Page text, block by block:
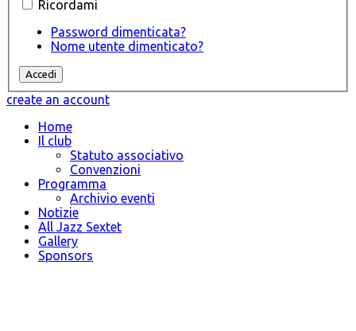
Ricordami
Password dimenticata?
Nome utente dimenticato?
create an account
Home
Il club
Statuto associativo
Convenzioni
Programma
Archivio eventi
Notizie
All Jazz Sextet
Gallery
Sponsors